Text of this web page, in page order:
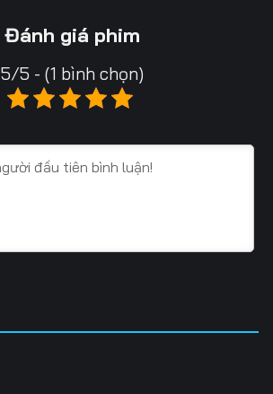
Tập 20
Tập 26
Tập 32 Tập 33
Tập 38 Tập 39
Đánh giá phim
5/5 - (1 bình chọn)